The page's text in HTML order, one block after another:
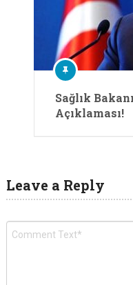
Sağlık
Açıklaması!
Leave a Reply